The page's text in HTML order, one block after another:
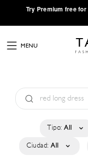
·Try Premium free
MENU
Tipo: All
Ciudad: All